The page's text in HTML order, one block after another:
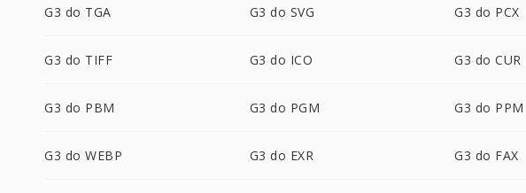
G3 do TGA G3 do SVG G3 do PCX
G3 do TIFF G3 do ICO G3 do CUR
G3 do PBM G3 do PGM G3 do PPM
G3 do WEBP G3 do EXR G3 do FAX